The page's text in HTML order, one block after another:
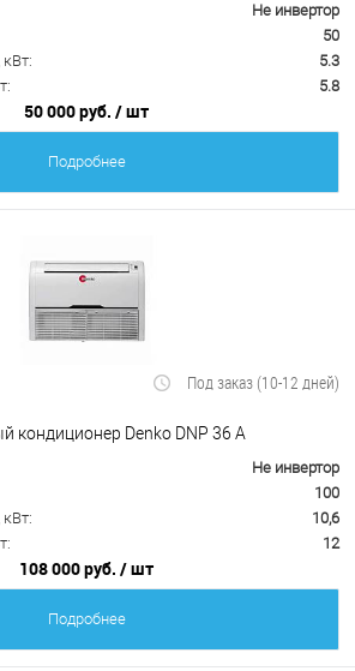
Не инвертор
50
5.3
5.8
50 000 руб. / шт
Подробнее
Под заказ (10-12 дней)
кондиционер Denko DNP 36 А
Не инвертор
100
10,6
12
108 000 руб. / шт
Подробнее